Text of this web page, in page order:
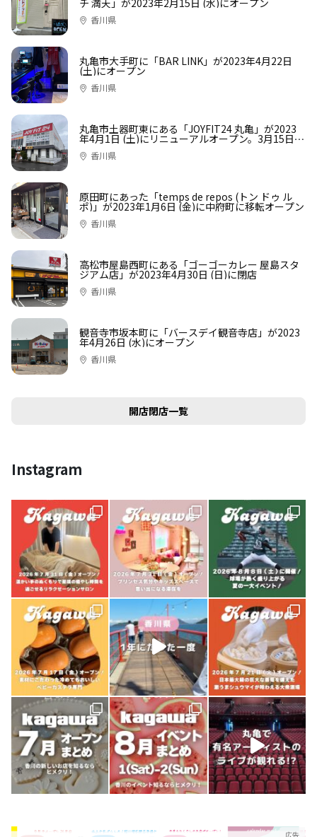
チ 満天」が2023年2月15日 (水)にオープン
香川県
丸亀市大手町に「BAR LINK」が2023年4月22日
(土)にオープン
香川県
丸亀市土器町東にある「JOYFIT24 丸亀」が2023
年4月1日 (土)にリニューアルオープン。3月15日
(水)〜31日 (金)までは休館中
香川県
原田町にあった「temps de repos (トン ドゥ ル
ポ)」が2023年1月6日 (金)に中府町に移転オープン
香川県
高松市屋島西町にある「ゴーゴーカレー 屋島スタ
ジアム店」が2023年4月30日 (日)に閉店
香川県
観音寺市坂本町に「バースデイ観音寺店」が2023
年4月26日 (水)にオープン
香川県
開店閉店一覧
Instagram